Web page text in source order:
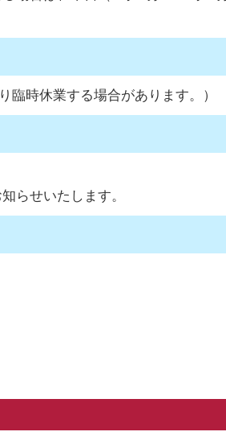
時休業する場合があります。）
らせいたします。